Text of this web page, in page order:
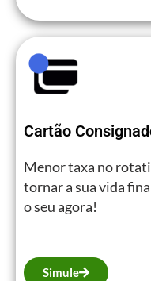
Cartão
Menor taxa no
tornar a sua vida
o seu agora!
Simule